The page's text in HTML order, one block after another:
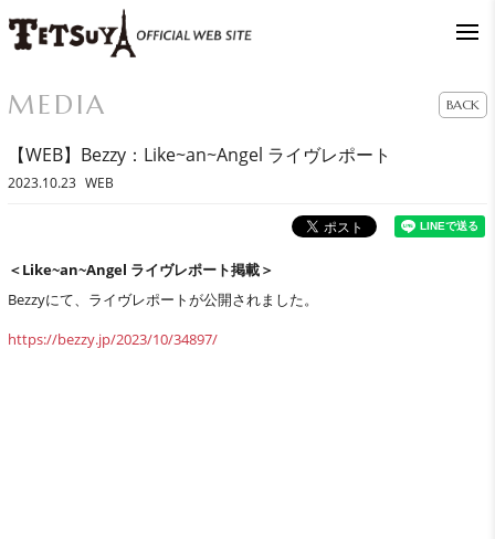
MEDIA BACK
【WEB】Bezzy：Like~an~Angel ライヴレポート
2023.10.23 WEB
＜Like~an~Angel ライヴレポート掲載＞
Bezzyにて、ライヴレポートが公開されました。
https://bezzy.jp/2023/10/34897/